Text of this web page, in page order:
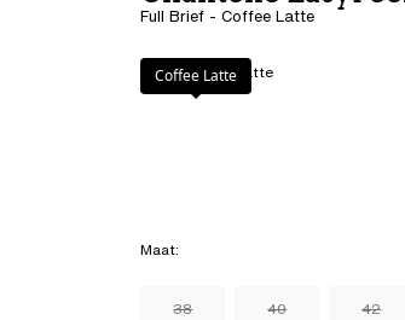
Full Brief - Coffee Latte
Kleur:Coffee Latte
Coffee Latte
Maat:
38 40 42